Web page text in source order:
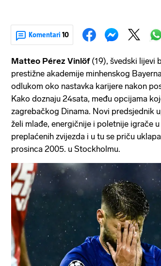
Komentari 10
Matteo Pérez Vinlöf(19), švedski lijevi
prestižne akademije minhenskog
odlukom oko nastavka karijere nakon
Kako doznaju 24sata, među opcijama
zagrebačkog Dinama. Novi predsjednik
želi mlađe, energičnije i poletnije igrače
preplaćenih zvijezda i u tu se priču
prosinca 2005. u Stockholmu.
Pokretanje videa...